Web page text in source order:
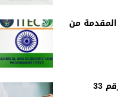
من
33